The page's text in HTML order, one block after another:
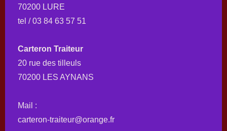
70200 LURE
tel / 03 84 63 57 51
Carteron Traiteur
20 rue des tilleuls
70200 LES AYNANS
Mail :
carteron-traiteur@orange.fr